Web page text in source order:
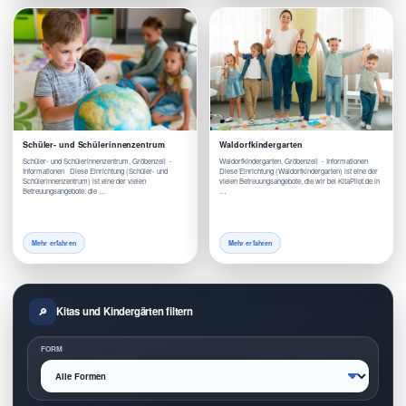
Schüler- und Schülerinnenzentrum
Schüler- und Schülerinnenzentrum, Gröbenzell -
Informationen Diese Einrichtung (Schüler- und
Schülerinnenzentrum) ist eine der vielen
Betreuungsangebote, die …
Mehr erfahren
Waldorfkindergarten
Waldorfkindergarten, Gröbenzell - Informationen
Diese Einrichtung (Waldorfkindergarten) ist eine der
vielen Betreuungsangebote, die wir bei KitaPilot.de in
Mehr erfahren
Kitas und Kindergärten filtern
FORM